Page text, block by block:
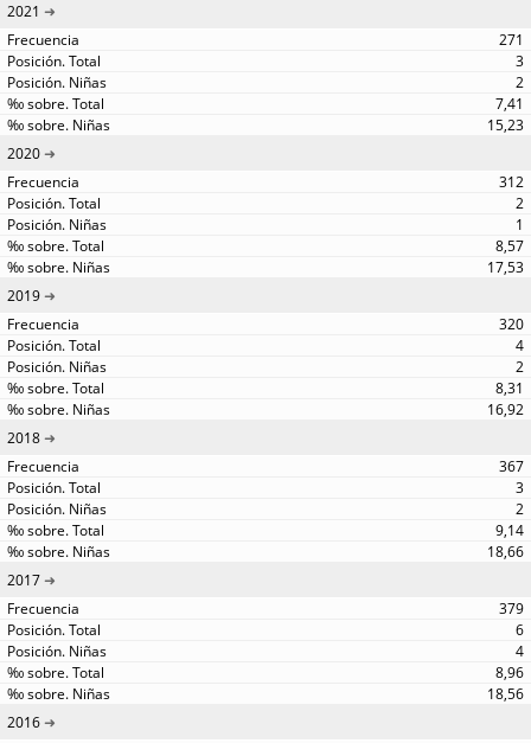
2021
271
3
2
7,41
15,23
2020
312
2
1
8,57
17,53
2019
320
4
2
8,31
16,92
2018
367
3
2
9,14
18,66
2017
379
6
4
8,96
18,56
2016